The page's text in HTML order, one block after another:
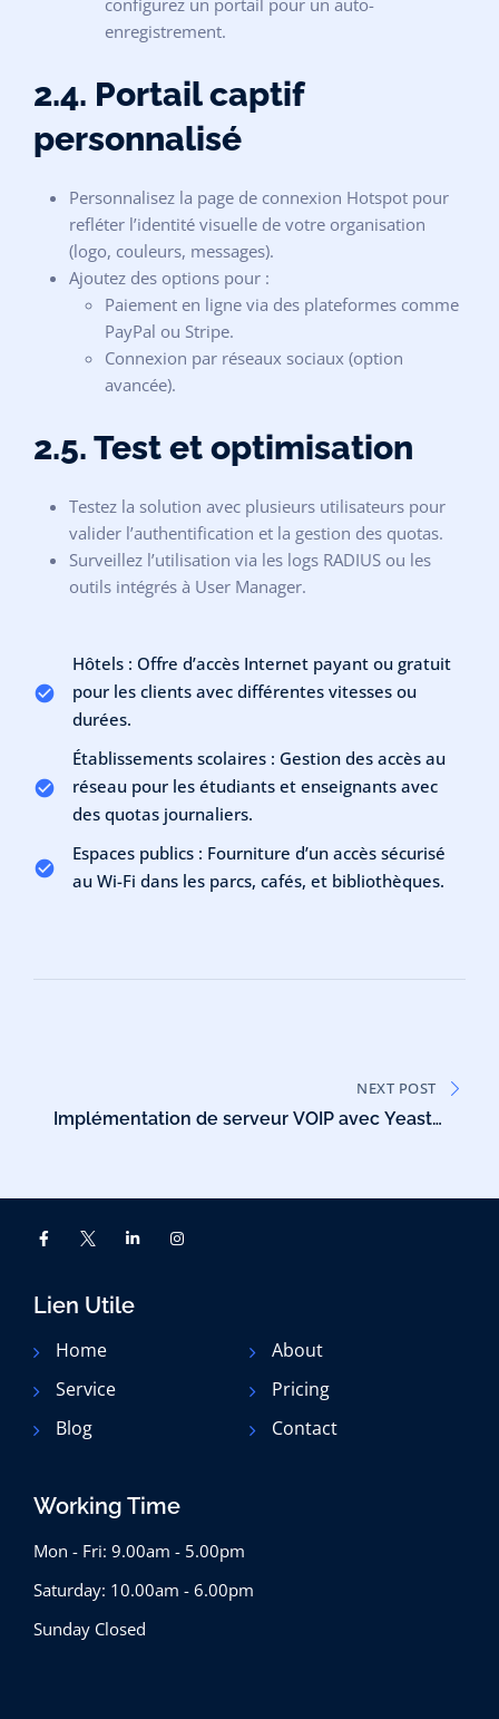
configurez un portail pour un auto-
enregistrement.
2.4. Portail captif
personnalisé
Personnalisez la page de connexion Hotspot pour
refléter l’identité visuelle de votre organisation
(logo, couleurs, messages).
Ajoutez des options pour :
Paiement en ligne via des plateformes comme
PayPal ou Stripe.
Connexion par réseaux sociaux (option
avancée).
2.5. Test et optimisation
Testez la solution avec plusieurs utilisateurs pour
valider l’authentification et la gestion des quotas.
Surveillez l’utilisation via les logs RADIUS ou les
outils intégrés à User Manager.
Hôtels : Offre d’accès Internet payant ou gratuit
pour les clients avec différentes vitesses ou
durées.
Établissements scolaires : Gestion des accès au
réseau pour les étudiants et enseignants avec
des quotas journaliers.
Espaces publics : Fourniture d’un accès sécurisé
au Wi-Fi dans les parcs, cafés, et bibliothèques.
NEXT POST
Implémentation de serveur VOIP avec Yeastar
Lien Utile
Home
About
Service
Pricing
Blog
Contact
Working Time
Mon - Fri: 9.00am - 5.00pm
Saturday: 10.00am - 6.00pm
Sunday Closed